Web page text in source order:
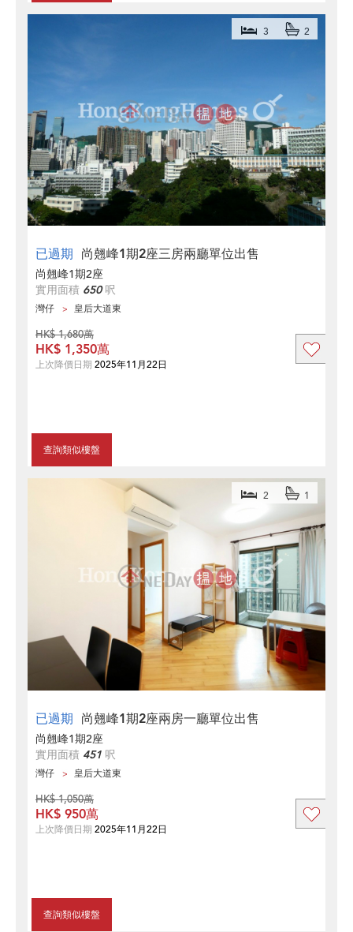
已過期 尚翹峰1期2座三房兩廳單位出售
3 2
尚翹峰1期2座
實用面積 650呎
灣仔 皇后大道東
查詢類似樓盤
HK$ 1,680萬
HK$ 1,350萬
上次降價日期 2025年11月22日
已過期 尚翹峰1期2座兩房一廳單位出售
2 1
尚翹峰1期2座
實用面積 451 呎
灣仔 皇后大道東
查詢類似樓盤
HK$ 1,050萬
HK$ 950萬
上次降價日期 2025年11月22日